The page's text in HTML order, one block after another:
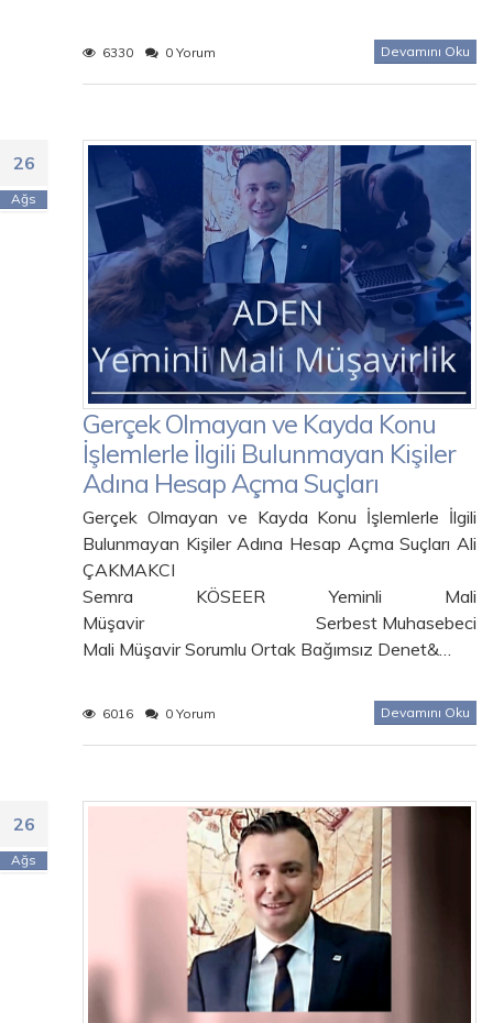
6330 0 Yorum Devamını Oku
26
Ağs
Gerçek Olmayan ve Kayda Konu
İşlemlerle İlgili Bulunmayan Kişiler
Adına Hesap Açma Suçları
Gerçek Olmayan ve Kayda Konu İşlemlerle İlgili
Bulunmayan Kişiler Adına Hesap Açma Suçları Ali
ÇAKMAKCI
Semra KÖSEER Yeminli Mali
Müşavir Serbest Muhasebeci
Mali Müşavir Sorumlu Ortak Bağımsız Denet&…
6016 0 Yorum Devamını Oku
26
Ağs